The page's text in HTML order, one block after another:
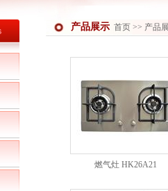
首页 >> 产品
产品展示
燃气灶 HK26A21